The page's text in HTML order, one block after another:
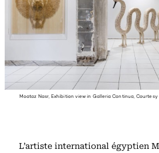
Moataz Nasr, Exhibition view in Galleria Continua,
L’artiste international égyptien